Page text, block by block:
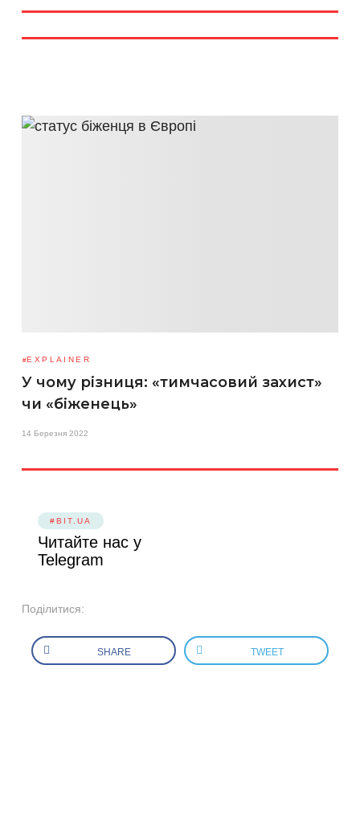
EXPLAINER
У чому різниця: «тимчасовий захист»
чи «біженець»
14 Березня 2022
#BIT.UA
Читайте нас у
Telegram
Поділитися:
SHARE TWEET